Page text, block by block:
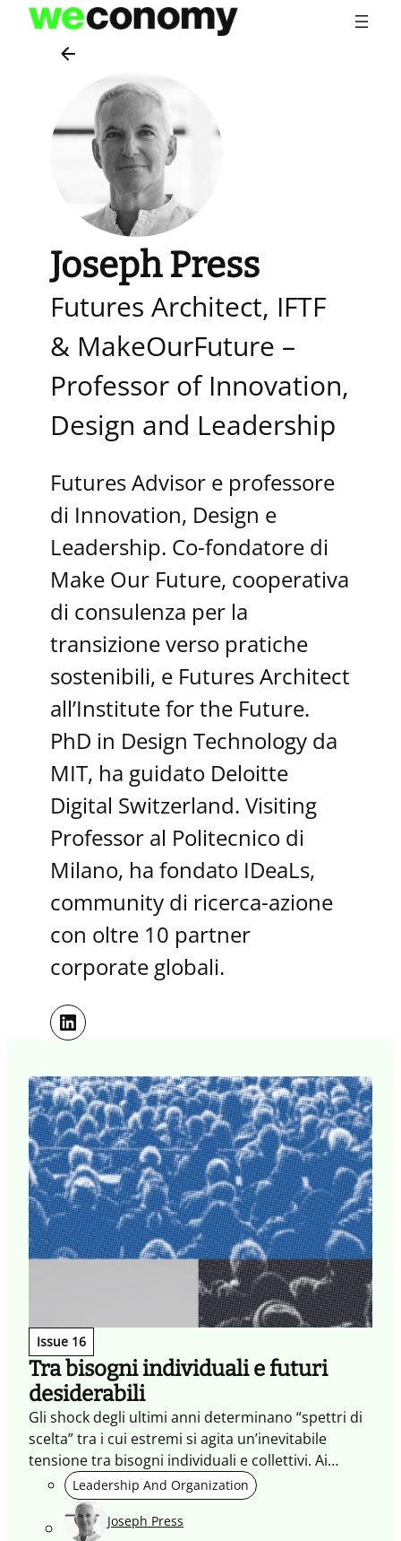
Vai
Joseph Press
Futures Architect, IFTF
& MakeOurFuture –
Professor of Innovation,
Design and Leadership
Futures Advisor e professore
di Innovation, Design e
Leadership. Co-fondatore di
Make Our Future, cooperativa
di consulenza per la
transizione verso pratiche
sostenibili, e Futures Architect
all’Institute for the Future.
PhD in Design Technology da
MIT, ha guidato Deloitte
Digital Switzerland. Visiting
Professor al Politecnico di
Milano, ha fondato IDeaLs,
community di ricerca-azione
con oltre 10 partner
corporate globali.
LinkedIn
Issue 16
Tra bisogni individuali e futuri
desiderabili
Gli shock degli ultimi anni determinano “spettri di
scelta” tra i cui estremi si agita un’inevitabile
tensione tra bisogni individuali e collettivi. Ai
designer la sfida di bilanciare le diverse esigenze
per co-creare futuri più desiderabili.
Leadership And Organization
Joseph Press